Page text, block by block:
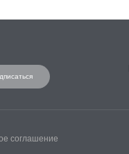
соглашение